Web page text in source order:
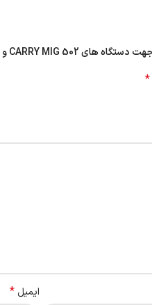
*
ایمیل *